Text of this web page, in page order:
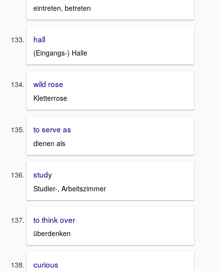
eintreten, betreten
hall
(Eingangs-) Halle
wild rose
Kletterrose
to serve as
dienen als
study
Studier-, Arbeitszimmer
to think over
überdenken
curious